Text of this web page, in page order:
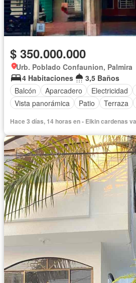
$ 350.000.000
Urb. Poblado Confaunion, Palmira
4 Habitaciones
3,5 Baños
Balcón
Aparcadero Electricidad
Vista panorámica
Patio Terraza
Hace 3 días, 14 horas en - Elkin cardenas